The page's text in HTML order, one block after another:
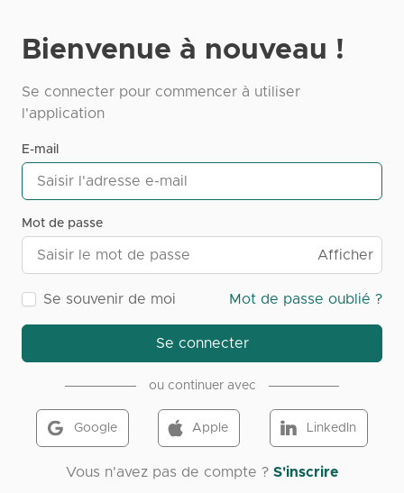
Bienvenue à nouveau !
Se connecter pour commencer à utiliser
l'application
E-mail
Mot de passe
Afficher
Se souvenir de moi Mot de passe oublié ?
Se connecter
ou continuer avec
Google Apple LinkedIn
Vous n'avez pas de compte ? S'inscrire